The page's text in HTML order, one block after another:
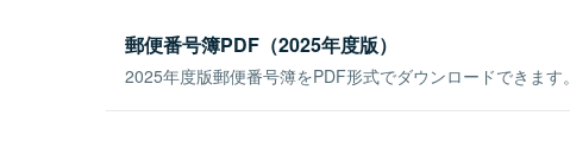
郵便番号簿PDF（2025年度版）
2025年度版郵便番号簿をPDF形式でダウンロードできます。